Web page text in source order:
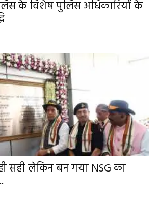
के विशेष पुलिस अधिकारियों के
सही लेकिन बन गया NSG का